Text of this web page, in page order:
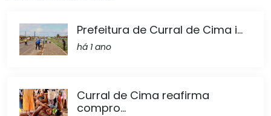
Prefeitura de Curral de Cima i...
há 1 ano
Curral de Cima reafirma
compro...